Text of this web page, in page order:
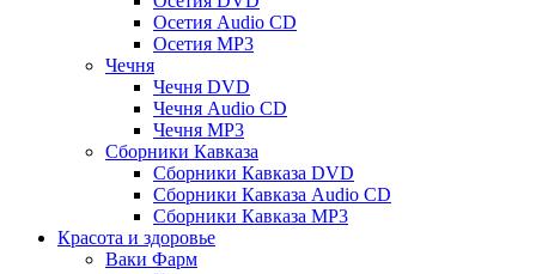
Осетия Audio CD
Осетия MP3
Чечня
Чечня DVD
Чечня Audio CD
Чечня MP3
Сборники Кавказа
Сборники Кавказа DVD
Сборники Кавказа Audio CD
Сборники Кавказа MP3
Красота и здоровье
Ваки Фарм